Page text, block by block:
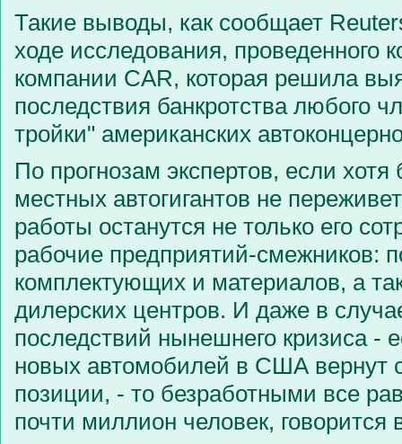
Такие выводы, как сообщает
ходе исследования, проведенного
компании CAR, которая решила
последствия банкротства любого
тройки" американских
По прогнозам экспертов, если
местных автогигантов не
работы останутся не только его
рабочие предприятий-смежников:
комплектующих и материалов, а
дилерских центров. И даже в
последствий нынешнего кризиса -
новых автомобилей в США вернут
позиции, - то безработными все
почти миллион человек, говорится